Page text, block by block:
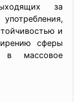
за
и
сферы
в массовое